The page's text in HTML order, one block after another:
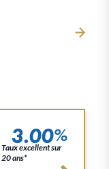
3.00%
Taux excellent sur
20 ans*